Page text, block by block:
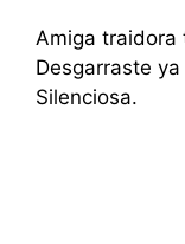
Amiga traidora
Desgarraste
Silenciosa.